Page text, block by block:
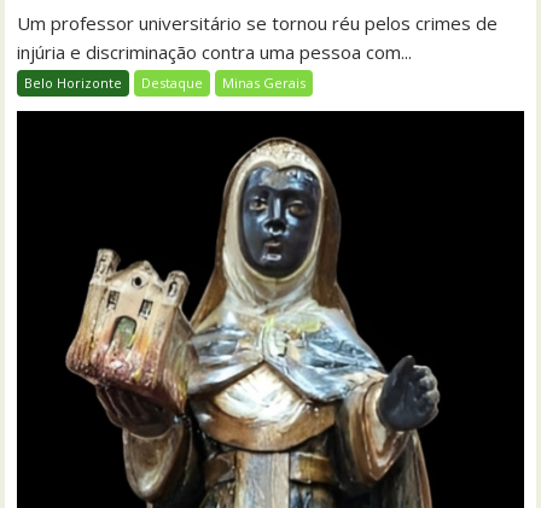
Um professor universitário se tornou réu pelos crimes de
injúria e discriminação contra uma pessoa com...
Belo Horizonte Destaque Minas Gerais